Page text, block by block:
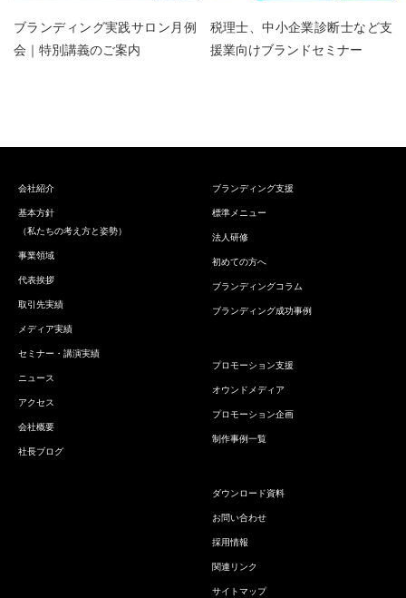
ブランディング実践サロン月例
会｜特別講義のご案内
税理士、中小企業診断士など支
援業向けブランドセミナー
会社紹介
基本方針
（私たちの考え方と姿勢）
事業領域
代表挨拶
取引先実績
メディア実績
セミナー・講演実績
ニュース
アクセス
会社概要
社長ブログ
ブランディング支援
標準メニュー
法人研修
初めての方へ
ブランディングコラム
ブランディング成功事例
プロモーション支援
オウンドメディア
プロモーション企画
制作事例一覧
ダウンロード資料
お問い合わせ
採用情報
関連リンク
サイトマップ